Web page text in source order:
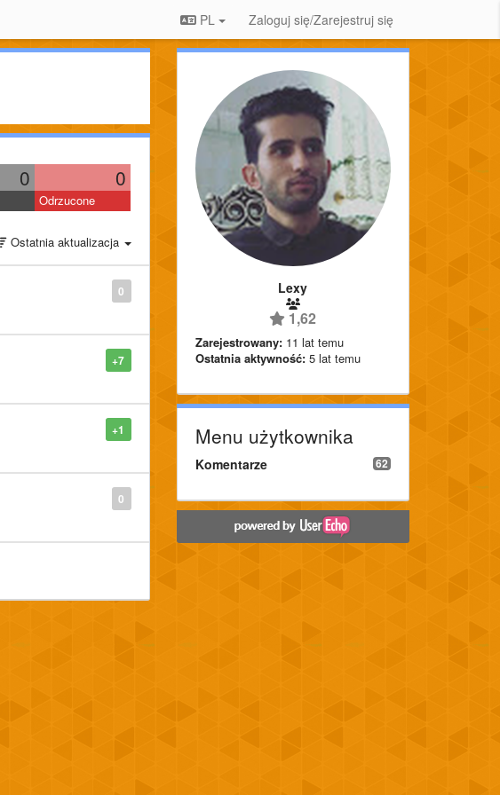
PL Zaloguj się/Zarejestruj się
0 0
Odrzucone
Ostatnia aktualizacja
0
+7
+1
0
Lexy
1,62
Zarejestrowany: 11 lat temu
Ostatnia aktywność: 5 lat temu
Menu użytkownika
62
Komentarze